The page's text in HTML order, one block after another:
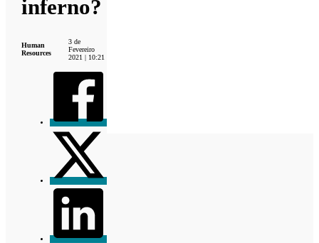
inferno?
Human
Resources
3 de
Fevereiro
2021 | 10:21